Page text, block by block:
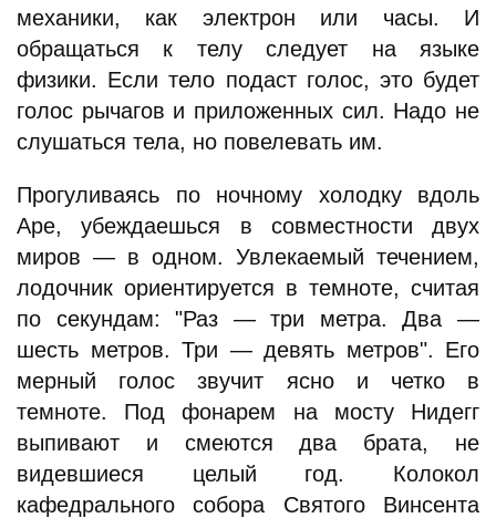
механики, как электрон или часы. И
обращаться к телу следует на языке
физики. Если тело подаст голос, это будет
голос рычагов и приложенных сил. Надо не
слушаться тела, но повелевать им.
Прогуливаясь по ночному холодку вдоль
Аре, убеждаешься в совместности двух
миров — в одном. Увлекаемый течением,
лодочник ориентируется в темноте, считая
по секундам: "Раз — три метра. Два —
шесть метров. Три — девять метров". Его
мерный голос звучит ясно и четко в
темноте. Под фонарем на мосту Нидегг
выпивают и смеются два брата, не
видевшиеся целый год. Колокол
кафедрального собора Святого Винсента